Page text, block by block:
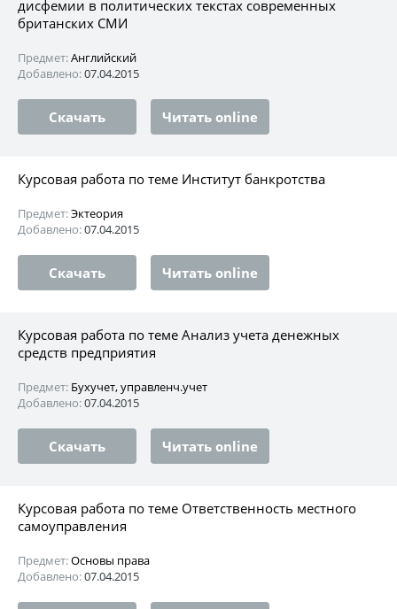
дисфемии в политических текстах современных
британских СМИ
Предмет:Английский
Добавлено:07.04.2015
Скачать Читать online
Курсовая работа по теме Институт банкротства
Предмет:Эктеория
Добавлено:07.04.2015
Скачать Читать online
Курсовая работа по теме Анализ учета денежных
средств предприятия
Предмет: Бухучет, управленч.учет
Добавлено:07.04.2015
Скачать Читать online
Курсовая работа по теме Ответственность местного
самоуправления
Предмет:Основы права
Добавлено:07.04.2015